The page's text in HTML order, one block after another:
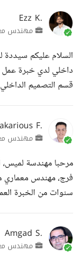
Ezz K.
مهندس
السلام عليكم
داخلي لدي خبرة
قسم التصميم
F.
مهندس
مرحبا مهندسة
سنوات من الخبرة
Amgad S.
مهندس